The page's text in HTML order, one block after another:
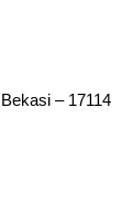
– 17114